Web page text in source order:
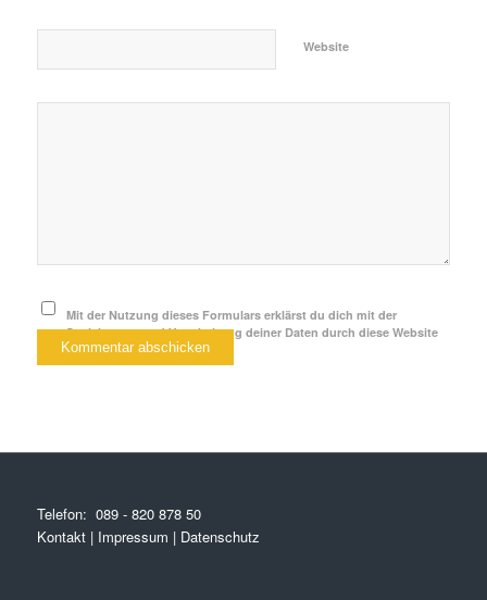
Website
Mit der Nutzung dieses Formulars erklärst du dich mit der
Speicherung und Verarbeitung deiner Daten durch diese Website
einverstanden.*
Telefon: 089 - 820 878 50
Kontakt| Impressum | Datenschutz